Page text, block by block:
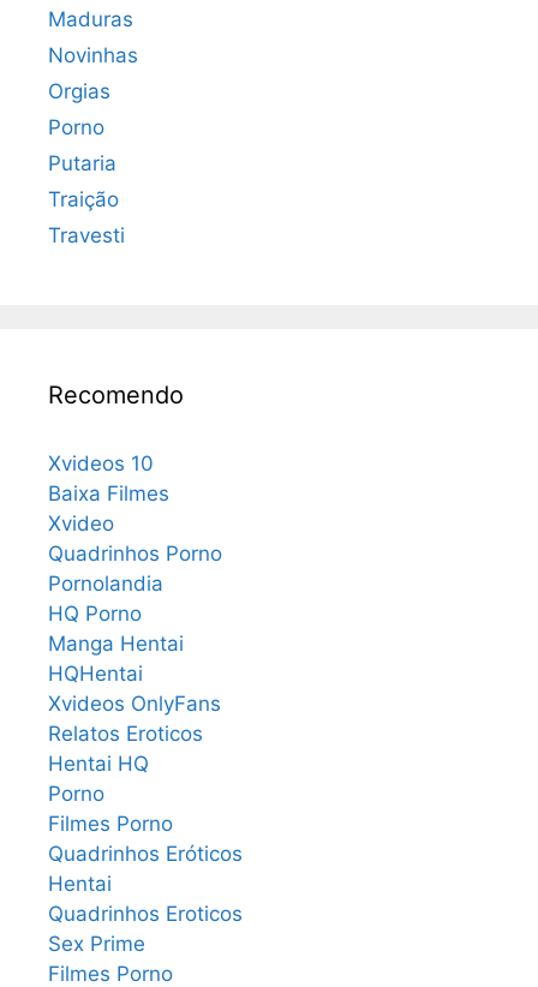
Maduras
Novinhas
Orgias
Porno
Putaria
Traição
Travesti
Recomendo
Xvideos 10
Baixa Filmes
Xvideo
Quadrinhos Porno
Pornolandia
HQ Porno
Manga Hentai
HQHentai
Xvideos OnlyFans
Relatos Eroticos
Hentai HQ
Porno
Filmes Porno
Quadrinhos Eróticos
Hentai
Quadrinhos Eroticos
Sex Prime
Filmes Porno